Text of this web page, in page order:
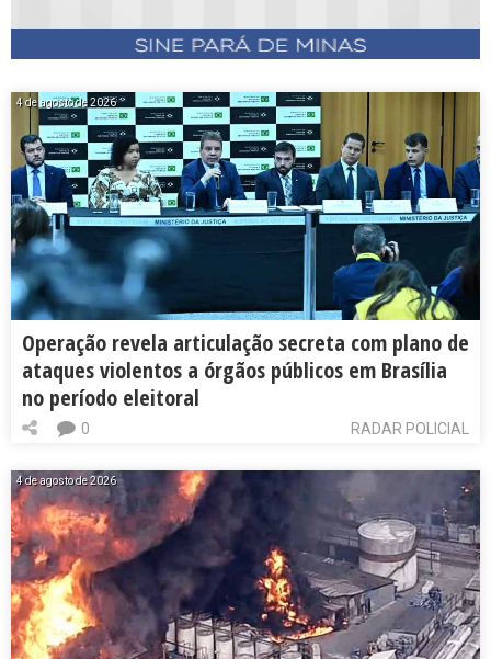
4 de agosto de 2026
Operação revela articulação secreta com plano de
ataques violentos a órgãos públicos em Brasília
no período eleitoral
RADAR POLICIAL
0
4 de agosto de 2026